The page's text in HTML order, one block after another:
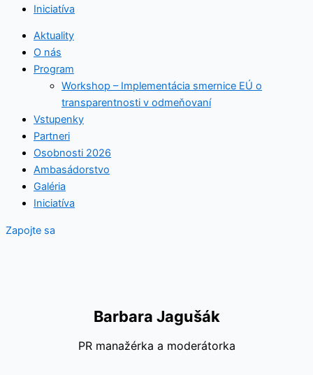
Iniciatíva
Aktuality
O nás
Program
Workshop – Implementácia smernice EÚ o
transparentnosti v odmeňovaní
Vstupenky
Partneri
Osobnosti 2026
Ambasádorstvo
Galéria
Iniciatíva
Zapojte sa
Barbara Jagušák
PR manažérka a moderátorka